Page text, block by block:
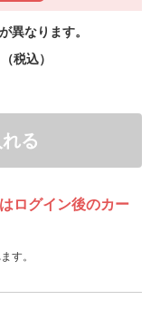
異なります。
（税込）
る
はログイン後のカー
す。